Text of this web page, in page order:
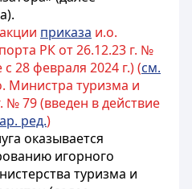
приказа и.о.
РК от 26.12.23 г. №
28 февраля 2024 г.) (см.
Министра туризма и
№ 79 (введен в действие
ред.)
оказывается
игорного
туризма и